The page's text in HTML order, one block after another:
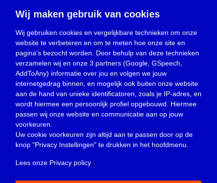
Gemeentepagina(104)
Ingezonden brief(537)
Media(156)
Nieuws (23.329)
Oproep(734)
Overlijden(39)
Podcast(18)
prijsvraag (5)
Religie (1.438)
Service(226)
Wij maken gebruik van cookies
Wij gebruiken cookies en vergelijkbare technieken om onze
website te verbeteren en om te meten hoe onze site en
pagina's bezocht worden. Door behulp van deze technieken
verzamelen wij en onze 3 partners (Google, GSpeech,
AddToAny) informatie over jou en volgen we jouw
internetgedrag binnen, en mogelijk ook buiten onze website
aan de hand van unieke identificatoren, zoals je IP-adres, en
wordt hiermee een persoonlijk profiel opgebouwd. Hiermee
passen wij onze website en communicatie aan op jouw
voorkeuren.
Uw cookie voorkeuren zijn altijd aan te passen door op de
knop "Privacy Instellingen" te drukken in het hoofdmenu.
Lees onze Privacy policy |